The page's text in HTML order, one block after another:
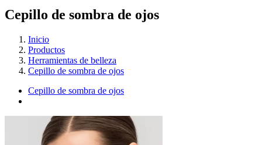
Cepillo de sombra de ojos
Inicio
Productos
Herramientas de belleza
Cepillo de sombra de ojos
Cepillo de sombra de ojos